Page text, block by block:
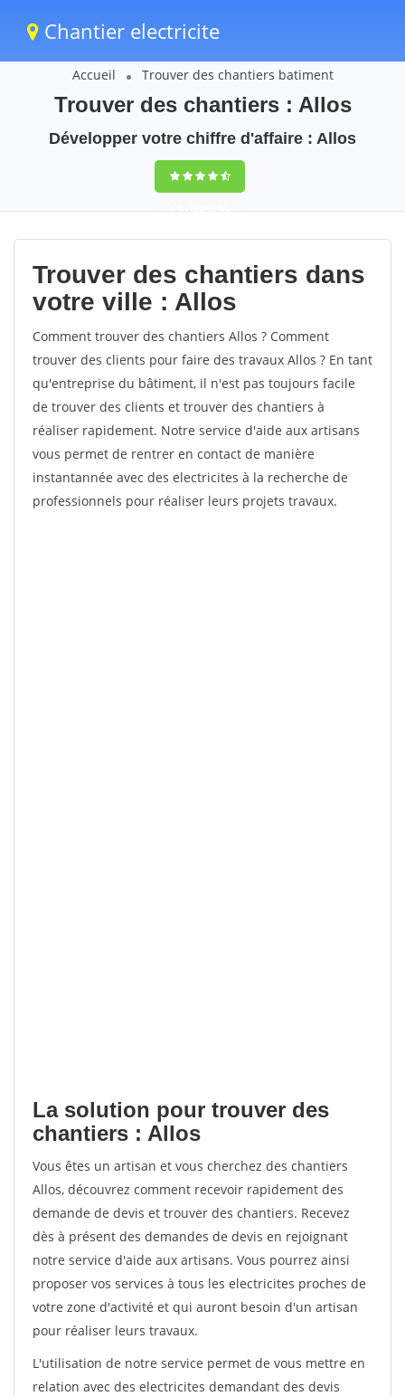
Chantier electricite
Accueil Trouver des chantiers batiment
Trouver des chantiers : Allos
Développer votre chiffre d'affaire : Allos
9,5(100%)59
votes
Trouver des chantiers dans
votre ville : Allos
Comment trouver des chantiers Allos ? Comment
trouver des clients pour faire des travaux Allos ? En tant
qu'entreprise du bâtiment, il n'est pas toujours facile
de trouver des clients et trouver des chantiers à
réaliser rapidement. Notre service d'aide aux artisans
vous permet de rentrer en contact de manière
instantannée avec des electricites à la recherche de
professionnels pour réaliser leurs projets travaux.
La solution pour trouver des
chantiers : Allos
Vous êtes un artisan et vous cherchez des chantiers
Allos, découvrez comment recevoir rapidement des
demande de devis et trouver des chantiers. Recevez
dès à présent des demandes de devis en rejoignant
notre service d'aide aux artisans. Vous pourrez ainsi
proposer vos services à tous les electricites proches de
votre zone d'activité et qui auront besoin d'un artisan
pour réaliser leurs travaux.
L'utilisation de notre service permet de vous mettre en
relation avec des electricites demandant des devis